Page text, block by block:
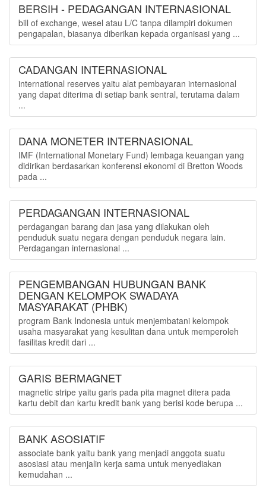
BERSIH - PEDAGANGAN INTERNASIONAL
bill of exchange, wesel atau L/C tanpa dilampiri dokumen
pengapalan, biasanya diberikan kepada organisasi yang ...
CADANGAN INTERNASIONAL
international reserves yaitu alat pembayaran internasional
yang dapat diterima di setiap bank sentral, terutama dalam
...
DANA MONETER INTERNASIONAL
IMF (International Monetary Fund) lembaga keuangan yang
didirikan berdasarkan konferensi ekonomi di Bretton Woods
pada ...
PERDAGANGAN INTERNASIONAL
perdagangan barang dan jasa yang dilakukan oleh
penduduk suatu negara dengan penduduk negara lain.
Perdagangan internasional ...
PENGEMBANGAN HUBUNGAN BANK
DENGAN KELOMPOK SWADAYA
MASYARAKAT (PHBK)
program Bank Indonesia untuk menjembatani kelompok
usaha masyarakat yang kesulitan dana untuk memperoleh
fasilitas kredit dari ...
GARIS BERMAGNET
magnetic stripe yaitu garis pada pita magnet ditera pada
kartu debit dan kartu kredit bank yang berisi kode berupa ...
BANK ASOSIATIF
associate bank yaitu bank yang menjadi anggota suatu
asosiasi atau menjalin kerja sama untuk menyediakan
kemudahan ...